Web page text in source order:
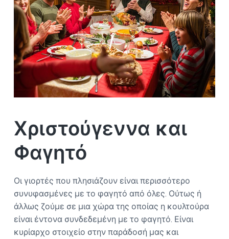
Ο
Σ
Α
Θ
Η
Ν
Α
Χριστούγεννα και
Φαγητό
Οι γιορτές που πλησιάζουν είναι περισσότερο
συνυφασμένες με το φαγητό από όλες. Ούτως ή
άλλως ζούμε σε μια χώρα της οποίας η κουλτούρα
είναι έντονα συνδεδεμένη με το φαγητό. Είναι
κυρίαρχο στοιχείο στην παράδοσή μας και